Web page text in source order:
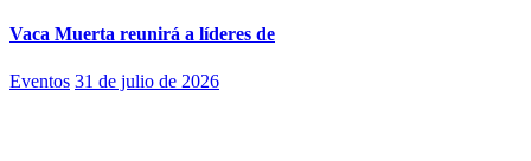
Vaca Muerta reunirá a líderes de
Eventos 31 de julio de 2026